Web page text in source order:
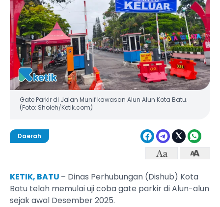
‎Gate Parkir di Jalan Munif kawasan Alun Alun Kota Batu.
(Foto: Sholeh/Ketik.com)
Daerah
KETIK, BATU – Dinas Perhubungan (Dishub) Kota
Batu telah memulai uji coba gate parkir di Alun-alun
sejak awal Desember 2025.